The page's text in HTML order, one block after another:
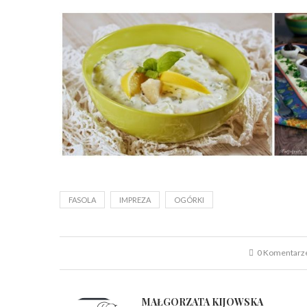
FASOLA IMPREZA OGÓRKI
0
MAŁGORZATA KIJOWSKA